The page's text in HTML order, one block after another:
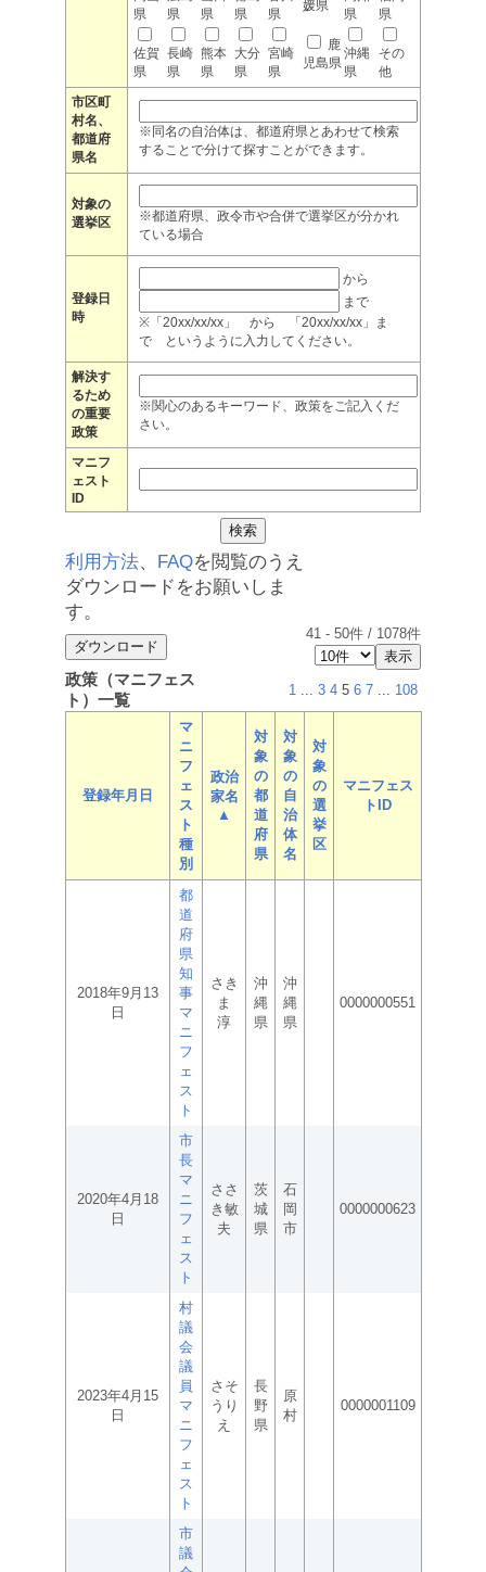
県
県
県
県
県
媛県
県
県
佐賀
県
長崎
県
熊本
県
大分
県
宮崎
県
鹿
児島県
沖縄
県
その
他
市区町
村名、
都道府
県名
※同名の自治体は、都道府県とあわせて検索
することで分けて探すことができます。
対象の
選挙区
※都道府県、政令市や合併で選挙区が分かれ
ている場合
登録日
時
から
まで
※「20xx/xx/xx」 から 「20xx/xx/xx」ま
で というように入力してください。
解決す
るため
の重要
政策
※関心のあるキーワード、政策をご記入くだ
さい。
マニフ
ェスト
ID
利用方法、 FAQを閲覧のうえ
ダウンロードをお願いしま
す。
41 - 50件 / 1078件
政策（マニフェス
ト）一覧
1 ... 3 4 5 6 7 ... 108
登録年月日
マ
ニ
フ
ェ
ス
ト
種
別
政治
家名
▲
対
象
の
都
道
府
県
対
象
の
自
治
体
名
対
象
の
選
挙
区
マニフェス
トID
2018年9月13
日
都
道
府
県
知
事
マ
ニ
フ
ェ
ス
ト
さき
ま
淳
沖
縄
県
沖
縄
県
0000000551
2020年4月18
日
市
長
マ
ニ
フ
ェ
ス
ト
ささ
き敏
夫
茨
城
県
石
岡
市
0000000623
2023年4月15
日
村
議
会
議
員
マ
ニ
フ
ェ
ス
ト
さそ
うり
え
長
野
県
原
村
0000001109
市
議